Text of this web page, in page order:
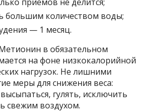
приёмов не делится;
большим количеством воды;
— 1 месяц.
в обязательном
на фоне низкокалорийной
нагрузок. Не лишними
меры для снижения веса:
гулять, исключить
свежим воздухом.